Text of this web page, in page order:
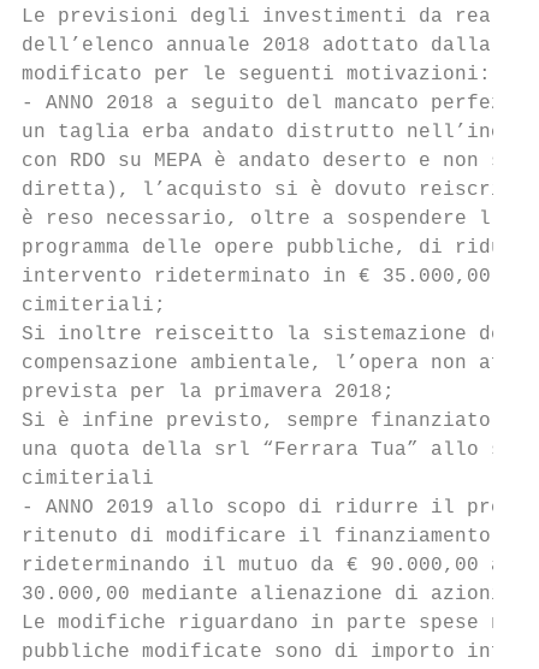
Le previsioni degli investimenti da
dell’elenco annuale 2018 adottato dalla
modificato per le seguenti motivazioni:
- ANNO 2018 a seguito del mancato
un taglia erba andato distrutto
con RDO su MEPA è andato deserto e
diretta), l’acquisto si è dovuto
è reso necessario, oltre a sospendere
programma delle opere pubbliche, di
intervento rideterminato in € 35.000,00
cimiteriali;
Si inoltre reisceitto la sistemazione del
compensazione ambientale, l’opera non
prevista per la primavera 2018;
Si è infine previsto, sempre finanziato
una quota della srl “Ferrara Tua” allo
cimiteriali
- ANNO 2019 allo scopo di ridurre il
ritenuto di modificare il finanziamento nel
rideterminando il mutuo da € 90.000,00 a
30.000,00 mediante alienazione di azioni
Le modifiche riguardano in parte spese
pubbliche modificate sono di importo